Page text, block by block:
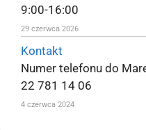
9:00-16:00
29 czerwca 2026
Kontakt
Numer telefonu do
22 781 14 06
4 czerwca 2024